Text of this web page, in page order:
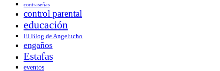
contraseñas
control parental
educación
El Blog de Angelucho
engaños
Estafas
eventos